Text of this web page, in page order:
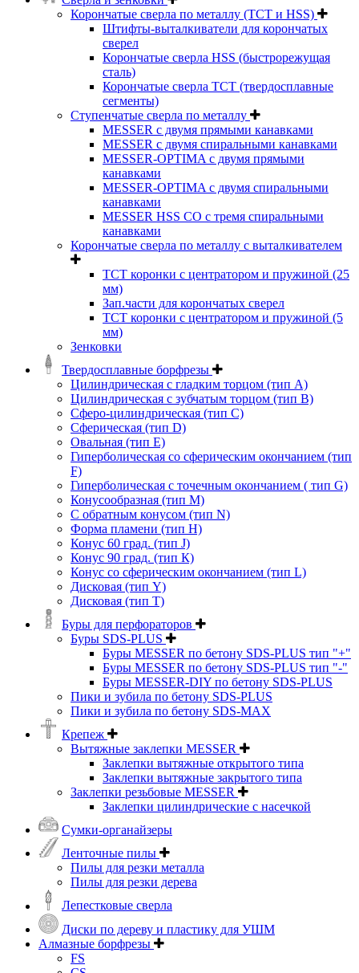
Корончатые сверла по металлу (TCT и HSS)
Штифты-выталкиватели для корончатых
сверел
Корончатые сверла HSS (быстрорежущая
сталь)
Корончатые сверла TCT (твердосплавные
сегменты)
Ступенчатые сверла по металлу
MESSER с двумя прямыми канавками
MESSER с двумя спиральными канавками
MESSER-OPTIMA с двумя прямыми
канавками
MESSER-OPTIMA с двумя спиральными
канавками
MESSER HSS CО с тремя спиральными
канавками
Корончатые сверла по металлу c выталкивателем
ТСТ коронки с центратором и пружиной (25
мм)
Зап.части для корончатых сверел
ТСТ коронки с центратором и пружиной (5
мм)
Зенковки
Твердосплавные борфрезы
Цилиндрическая с гладким торцом (тип А)
Цилиндрическая с зубчатым торцом (тип В)
Сферо-цилиндрическая (тип С)
Сферическая (тип D)
Овальная (тип Е)
Гиперболическая со сферическим окончанием (тип
F)
Гиперболическая с точечным окончанием ( тип G)
Конусообразная (тип М)
C обратным конусом (тип N)
Форма пламени (тип H)
Конус 60 град. (тип J)
Конус 90 град. (тип К)
Конус со сферическим окончанием (тип L)
Дисковая (тип Y)
Дисковая (тип Т)
Буры для перфораторов
Буры SDS-PLUS
Буры MESSER по бетону SDS-PLUS тип "+"
Буры MESSER по бетону SDS-PLUS тип "-"
Буры MESSER-DIY по бетону SDS-PLUS
Пики и зубила по бетону SDS-PLUS
Пики и зубила по бетону SDS-MAX
Крепеж
Вытяжные заклепки MESSER
Заклепки вытяжные открытого типа
Заклепки вытяжные закрытого типа
Заклепки резьбовые MESSER
Заклепки цилиндрические с насечкой
Сумки-органайзеры
Ленточные пилы
Пилы для резки металла
Пилы для резки дерева
Лепестковые сверла
Диски по дереву и пластику для УШМ
Алмазные борфрезы
FS